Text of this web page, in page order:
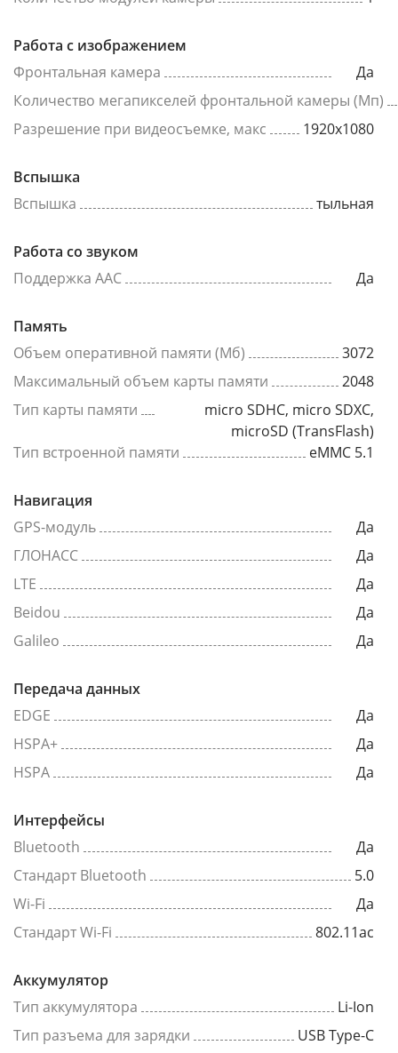
Работа с изображением
Фронтальная камера
Да
Количество мегапикселей фронтальной камеры (Мп)
Разрешение при видеосъемке, макс
1920x1080
Вспышка
Вспышка
тыльная
Работа со звуком
Поддержка AAC
Да
Память
Объем оперативной памяти (Мб)
3072
Максимальный объем карты памяти
2048
Тип карты памяти
micro SDHC, micro SDXC,
microSD (TransFlash)
Тип встроенной памяти
eMMC 5.1
Навигация
GPS-модуль
Да
ГЛОНАСС
Да
LTE
Да
Beidou
Да
Galileo
Да
Передача данных
EDGE
Да
HSPA+
Да
HSPA
Да
Интерфейсы
Bluetooth
Да
Стандарт Bluetooth
5.0
Wi-Fi
Да
Стандарт Wi-Fi
802.11ac
Аккумулятор
Тип аккумулятора
Li-Ion
Тип разъема для зарядки
USB Type-C